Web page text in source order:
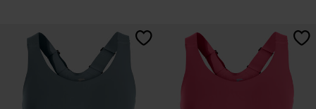
4,9 z 5 ocen klientów 3,4 z 5 ocen klientów